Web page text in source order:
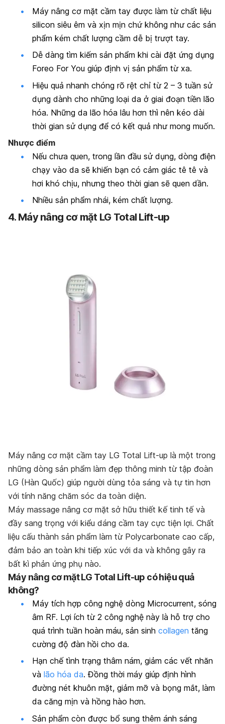
Máy nâng cơ mặt cầm tay được làm từ chất liệu
silicon siêu êm và xịn mịn chứ không như các sản
phẩm kém chất lượng cầm dễ bị trượt tay.
Dễ dàng tìm kiếm sản phẩm khi cài đặt ứng dụng
Foreo For You giúp định vị sản phẩm từ xa.
Hiệu quả nhanh chóng rõ rệt chỉ từ 2 – 3 tuần sử
dụng dành cho những loại da ở giai đoạn tiền lão
hóa. Những da lão hóa lâu hơn thì nên kéo dài
thời gian sử dụng để có kết quả như mong muốn.
Nhược điểm
Nếu chưa quen, trong lần đầu sử dụng, dòng điện
chạy vào da sẽ khiến bạn có cảm giác tê tê và
hơi khó chịu, nhưng theo thời gian sẽ quen dần.
Nhiều sản phẩm nhái, kém chất lượng.
4. Máy nâng cơ mặt LG Total Lift-up
Máy nâng cơ mặt cầm tay LG Total Lift-up là một trong
những dòng sản phẩm làm đẹp thông minh từ tập đoàn
LG (Hàn Quốc) giúp người dùng tỏa sáng và tự tin hơn
với tính năng chăm sóc da toàn diện.
Máy massage nâng cơ mặt sở hữu thiết kế tinh tế và
đầy sang trọng với kiểu dáng cầm tay cực tiện lợi. Chất
liệu cấu thành sản phẩm làm từ Polycarbonate cao cấp,
đảm bảo an toàn khi tiếp xúc với da và không gây ra
bất kì phản ứng phụ nào.
Máy nâng cơ mặtLG Total Lift-up có hiệu quả
không?
Máy tích hợp công nghệ dòng Microcurrent, sóng
âm RF. Lợi ích từ 2 công nghệ này là hỗ trợ cho
quá trình tuần hoàn máu, sản sinh collagen tăng
cường độ đàn hồi cho da.
Hạn chế tình trạng thâm nám, giảm các vết nhăn
và lão hóa da. Đồng thời máy giúp định hình
đường nét khuôn mặt, giảm mỡ và bọng mắt, làm
da căng mịn và hồng hào hơn.
Sản phẩm còn được bổ sung thêm ánh sáng